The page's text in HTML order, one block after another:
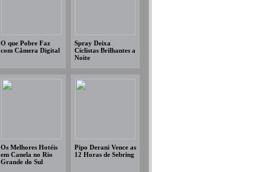
O que Pobre Faz
com Câmera Digital
Spray Deixa
Ciclistas Brilhantes a
Noite
Os Melhores Hotéis
em Canela no Rio
Grande do Sul
Pipo Derani Vence as
12 Horas de Sebring